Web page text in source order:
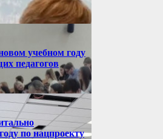
учебном году
педагогов
по нацпроекту